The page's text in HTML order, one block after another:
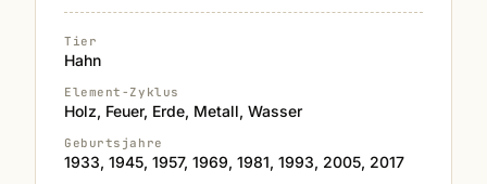
Tier
Hahn
Element-Zyklus
Holz, Feuer, Erde, Metall, Wasser
Geburtsjahre
1933, 1945, 1957, 1969, 1981, 1993, 2005, 2017